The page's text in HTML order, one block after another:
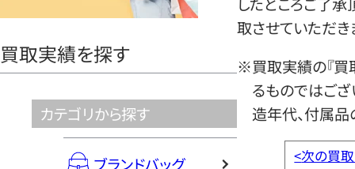
買取実績を探す
カテゴリから探す
ブランドバッグ
取させていただき
※買取実績の『買
るものではござ
造年代、付属品
<次の買